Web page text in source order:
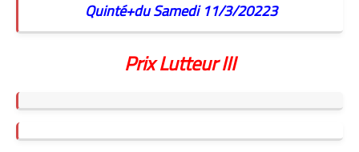
Quinté+du Samedi 11/3/20223
Prix Lutteur III